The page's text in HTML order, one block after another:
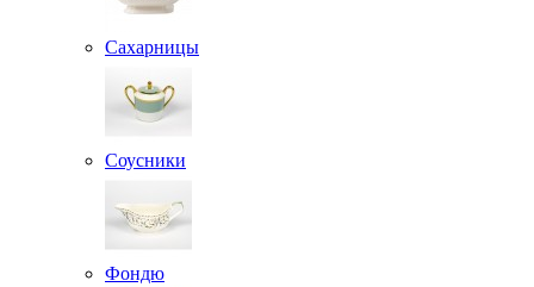
Сахарницы
Соусники
Фондю